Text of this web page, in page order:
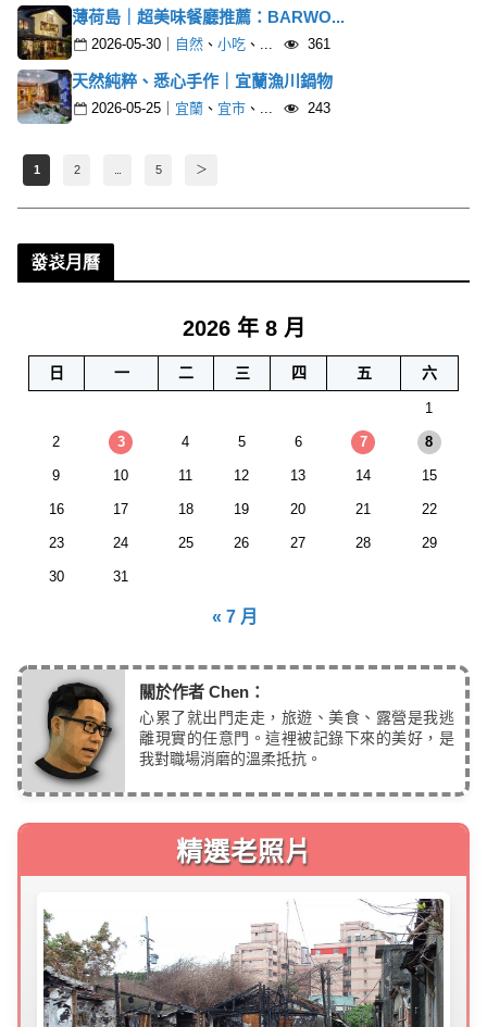
薄荷島｜超美味餐廳推薦：BARWO...
2026-05-30 自然 、 小吃 、... 361
天然純粹、悉心手作｜宜蘭漁川鍋物
2026-05-25 宜蘭 、 宜市 、... 243
1 2 5 ＞
551
發表月曆
2026 年 8 月
日 一 二 三 四 五 六
1
2 3 4 5 6 7 8
9 10 11 12 13 14 15
16 17 18 19 20 21 22
23 24 25 26 27 28 29
30 31
« 7 月
關於作者 Chen：
心累了就出門走走，旅遊、美食、露營是我逃
離現實的任意門。這裡被記錄下來的美好，是
我對職場消磨的溫柔抵抗。
精選老照片